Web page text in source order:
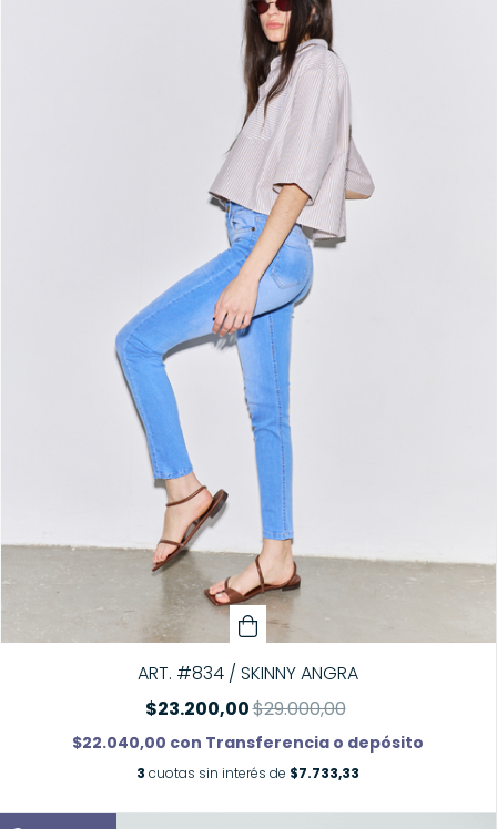
ART. #834 / SKINNY ANGRA
$23.200,00$29.000,00
$22.040,00 con Transferencia o depósito
3 cuotas sin interés de $7.733,33